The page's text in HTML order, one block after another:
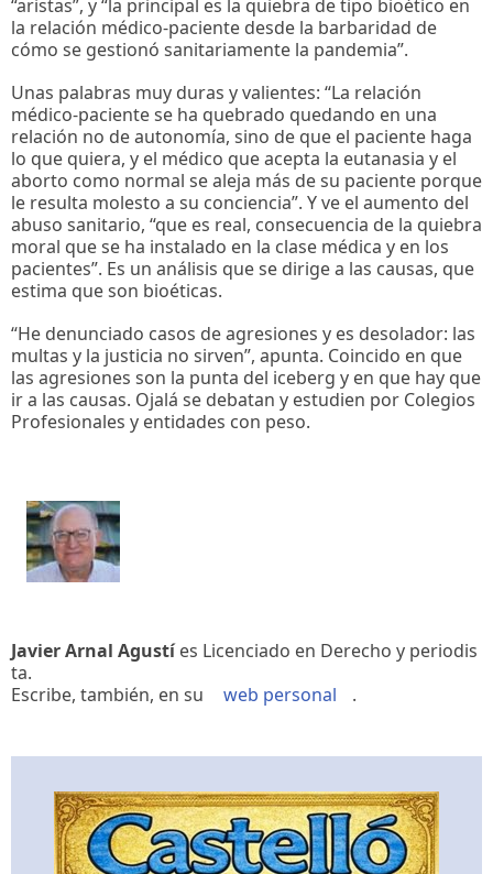
“aristas”, y “la principal es la quiebra de tipo bioético en
la relación médico-paciente desde la barbaridad de
cómo se gestionó sanitariamente la pandemia”.
Unas palabras muy duras y valientes: “La relación
médico-paciente se ha quebrado quedando en una
relación no de autonomía, sino de que el paciente haga
lo que quiera, y el médico que acepta la eutanasia y el
aborto como normal se aleja más de su paciente porque
le resulta molesto a su conciencia”. Y ve el aumento del
abuso sanitario, “que es real, consecuencia de la quiebra
moral que se ha instalado en la clase médica y en los
pacientes”. Es un análisis que se dirige a las causas, que
estima que son bioéticas.
“He denunciado casos de agresiones y es desolador: las
multas y la justicia no sirven”, apunta. Coincido en que
las agresiones son la punta del iceberg y en que hay que
ir a las causas. Ojalá se debatan y estudien por Colegios
Profesionales y entidades con peso.
Javier Arnal Agustíes Licenciado en Derecho y periodis
ta.
Escribe, también, en su
web personal .